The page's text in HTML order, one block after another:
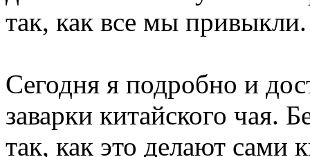
так, как все мы привыкли.
Сегодня я подробно и
заварки китайского чая.
так, как это делают сами